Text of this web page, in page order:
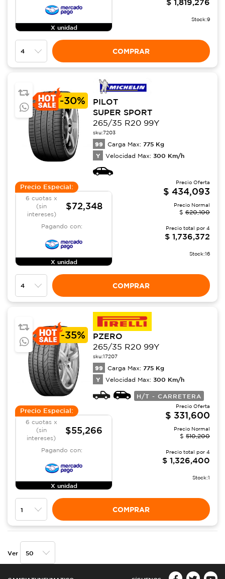
X unidad
Stock:9
COMPRAR
-30%
PILOT
SUPER SPORT
265/35 R20 99Y
sku:7203
99 Carga Max: 775 Kg
Y Velocidad Max: 300 Km/h
Precio Especial:
6 cuotas x
(sin
intereses)
$72,348
Pagando con:
X unidad
Precio Oferta
$ 434,093
Precio Normal
$ 620,100
Precio total por 4
$ 1,736,372
Stock:16
COMPRAR
-35%
PZERO
265/35 R20 99Y
sku:17207
99 Carga Max: 775 Kg
Y Velocidad Max: 300 Km/h
H/T - CARRETERA
Precio Especial:
6 cuotas x
(sin
intereses)
$55,266
Pagando con:
X unidad
Precio Oferta
$ 331,600
Precio Normal
$ 510,200
Precio total por 4
$ 1,326,400
Stock:1
COMPRAR
Ver